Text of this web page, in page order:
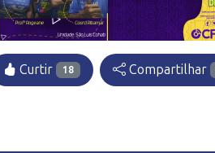
Curtir 18 Compartilhar